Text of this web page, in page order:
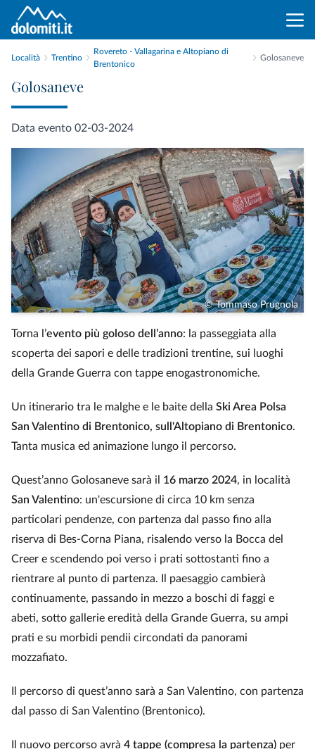
Località Trentino
Rovereto - Vallagarina e Altopiano di
Brentonico
Golosaneve
Golosaneve
Data evento 02-03-2024
© Tommaso Prugnola
Torna l’evento più goloso dell’anno: la passeggiata alla
scoperta dei sapori e delle tradizioni trentine, sui luoghi
della Grande Guerra con tappe enogastronomiche.
Un itinerario tra le malghe e le baite della Ski Area Polsa
San Valentino di Brentonico, sull'Altopiano di Brentonico.
Tanta musica ed animazione lungo il percorso.
Quest’anno Golosaneve sarà il 16 marzo 2024, in località
San Valentino: un'escursione di circa 10 km senza
particolari pendenze, con partenza dal passo fino alla
riserva di Bes-Corna Piana, risalendo verso la Bocca del
Creer e scendendo poi verso i prati sottostanti fino a
rientrare al punto di partenza. Il paesaggio cambierà
continuamente, passando in mezzo a boschi di faggi e
abeti, sotto gallerie eredità della Grande Guerra, su ampi
prati e su morbidi pendii circondati da panorami
mozzafiato.
Il percorso di quest’anno sarà a San Valentino, con partenza
dal passo di San Valentino (Brentonico).
Il nuovo percorso avrà 4 tappe (compresa la partenza) per